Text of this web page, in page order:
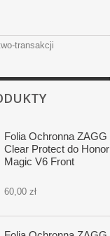
transakcji
Folia Ochronna ZAGG
Clear Protect do Honor
Magic V6 Front
60,00 zł